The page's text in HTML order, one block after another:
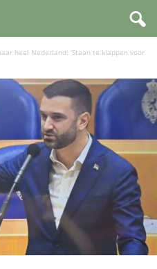
heel Nederland: ‘Staan te klappen voor